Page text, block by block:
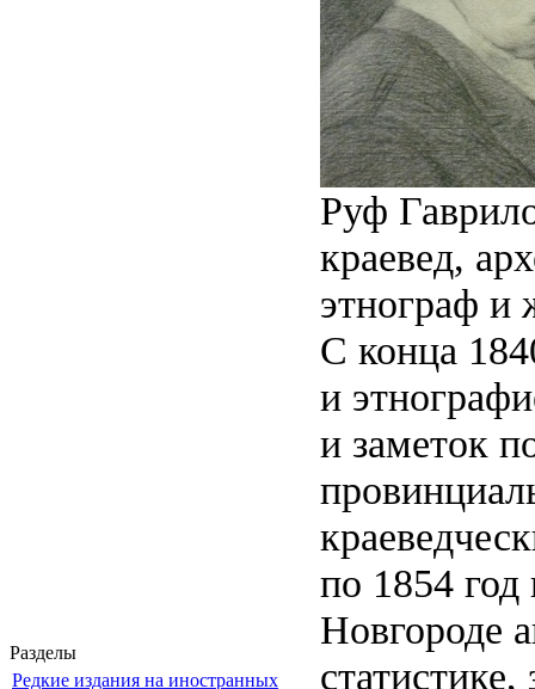
Разделы
Редкие издания на иностранных
Руф
краевед,
этнограф и
С конца
и
и заметок
по 1854 год
Новгороде